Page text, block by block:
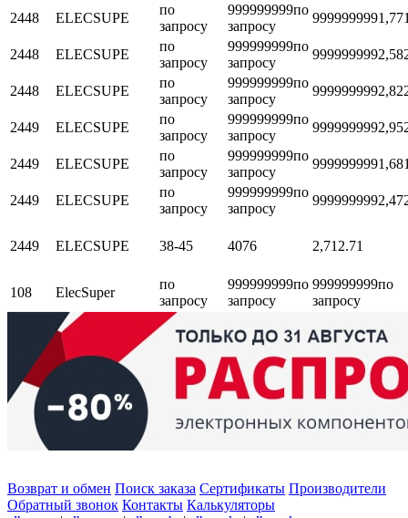
2448 ELECSUPE
по
запросу
999999999по
запросу
9999999991,77
2448 ELECSUPE
по
запросу
999999999по
запросу
9999999992,58
2448 ELECSUPE
по
запросу
999999999по
запросу
9999999992,82
2449 ELECSUPE
по
запросу
999999999по
запросу
9999999992,95
2449 ELECSUPE
по
запросу
999999999по
запросу
9999999991,68
2449 ELECSUPE
по
запросу
999999999по
запросу
9999999992,47
2449 ELECSUPE 38-45 4076 2,71 2.71
108 ElecSuper
по
запросу
999999999по
запросу
999999999по
запросу
Возврат и обмен Поиск заказа Сертификаты Производители
Обратный звонок Контакты Калькуляторы